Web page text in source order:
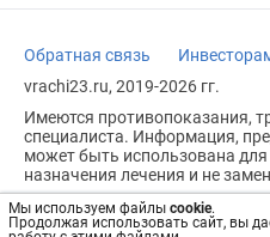
Мы используем файлы cookie.
Продолжая использовать сайт, вы
Обратная связь
vrachi23.ru, 2019-2026 гг.
Имеются противопоказания,
специалиста. Информация,
может быть использована для
назначения лечения и не
Возрастное ограничение: 18+